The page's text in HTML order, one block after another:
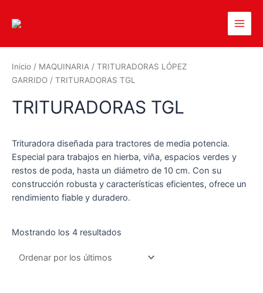
Inicio / MAQUINARIA / TRITURADORAS LÓPEZ
GARRIDO / TRITURADORAS TGL
TRITURADORAS TGL
Trituradora diseñada para tractores de media potencia.
Especial para trabajos en hierba, viña, espacios verdes y
restos de poda, hasta un diámetro de 10 cm. Con su
construcción robusta y características eficientes, ofrece un
rendimiento fiable y duradero.
Mostrando los 4 resultados